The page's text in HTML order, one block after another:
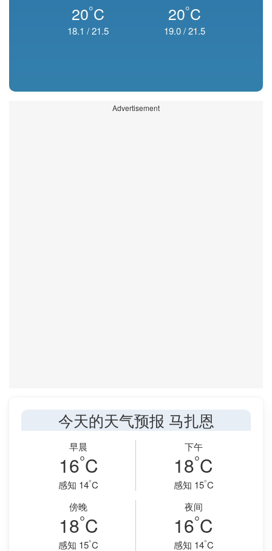
20°C
18.1 /21.5
20°C
19.0/21.5
Advertisement
今天的天气预报 马扎恩
早晨
16°C
感知 14°C
下午
18°C
感知 15°C
傍晚
18°C
感知 15°C
夜间
16°C
感知 14°C